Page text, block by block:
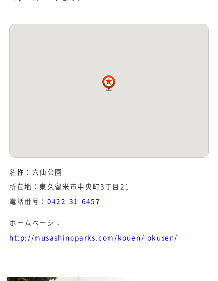
名称：六仙公園
所在地：東久留米市中央町3丁目21
電話番号：0422-31-6457
ホームページ：
http://musashinoparks.com/kouen/rokusen/